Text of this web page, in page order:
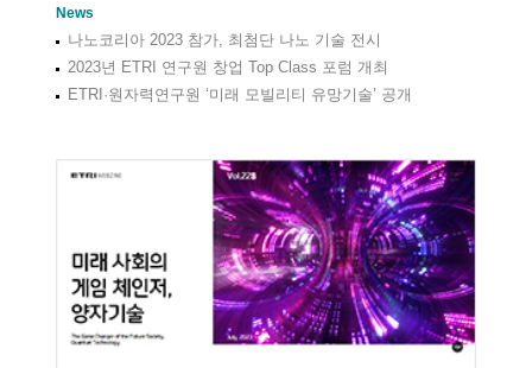
News
나노코리아 2023 참가, 최첨단 나노 기술 전시
2023년 ETRI 연구원 창업 Top Class 포럼 개최
ETRI·원자력연구원 ‘미래 모빌리티 유망기술’ 공개